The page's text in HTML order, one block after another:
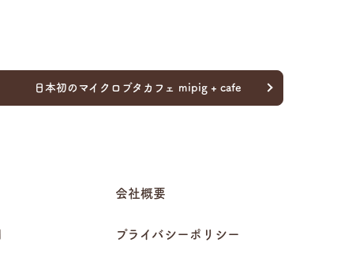
日本初のマイクロブタカフェ mipig + cafe
会社概要
プライバシーポリシー